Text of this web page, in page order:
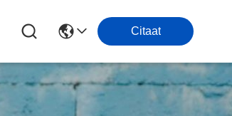
Citaat